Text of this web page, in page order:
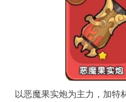
以恶魔果实炮为主力，加特